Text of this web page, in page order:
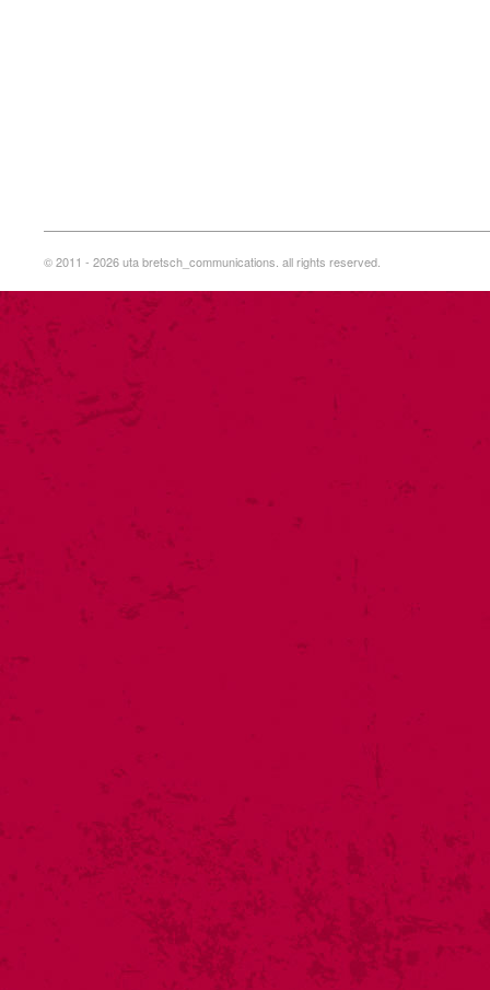
© 2011 - 2026 uta bretsch_communications. all rights reserved.